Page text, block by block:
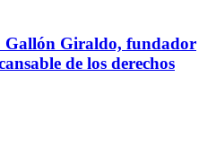
Gallón Giraldo, fundador
de los derechos